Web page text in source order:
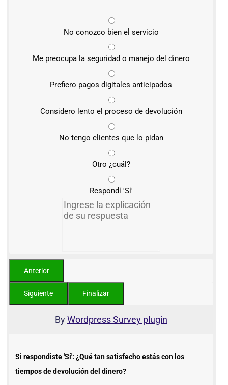
No conozco bien el servicio
Me preocupa la seguridad o manejo del dinero
Prefiero pagos digitales anticipados
Considero lento el proceso de devolución
No tengo clientes que lo pidan
Otro ¿cuál?
Respondí 'Sí'
ByWordpress Survey plugin
Si respondiste 'Sí': ¿Qué tan satisfecho estás con los
tiempos de devolución del dinero?